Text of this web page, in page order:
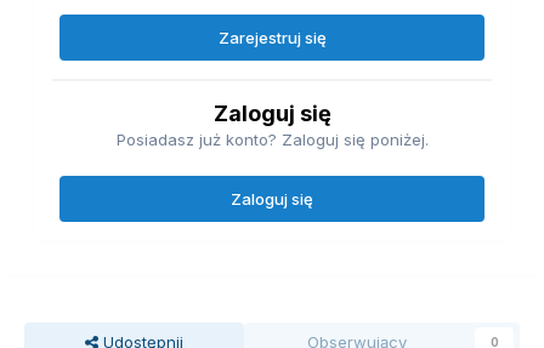
Zarejestruj się
Zaloguj się
Posiadasz już konto? Zaloguj się poniżej.
Zaloguj się
Udostępnij Obserwujący 0